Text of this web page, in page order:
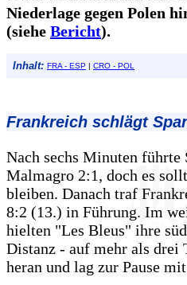
Niederlage gegen Polen
(siehe Bericht).
Inhalt: FRA - ESP | CRO - POL
Frankreich schlägt
Nach sechs Minuten
Malmagro 2:1, doch es
bleiben. Danach traf
8:2 (13.) in Führung. Im
hielten "Les Bleus" ihre
Distanz - auf mehr als drei
heran und lag zur Pause